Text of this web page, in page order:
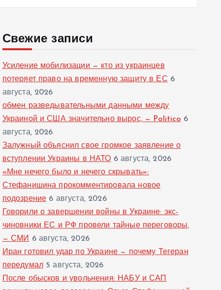
Свежие записи
Усиление мобилизации — кто из украинцев
потеряет право на временную защиту в ЕС 6
августа, 2026
обмен разведывательными данными между
Украиной и США значительно вырос, — Politico 6
августа, 2026
Залужный объяснил свое громкое заявление о
вступлении Украины в НАТО 6 августа, 2026
«Мне нечего было и нечего скрывать»:
Стефанишина прокомментировала новое
подозрение 6 августа, 2026
Говорили о завершении войны в Украине: экс-
чиновники ЕС и РФ провели тайные переговоры,
— СМИ 6 августа, 2026
Иран готовил удар по Украине — почему Тегеран
передумал 5 августа, 2026
После обысков и увольнения: НАБУ и САП